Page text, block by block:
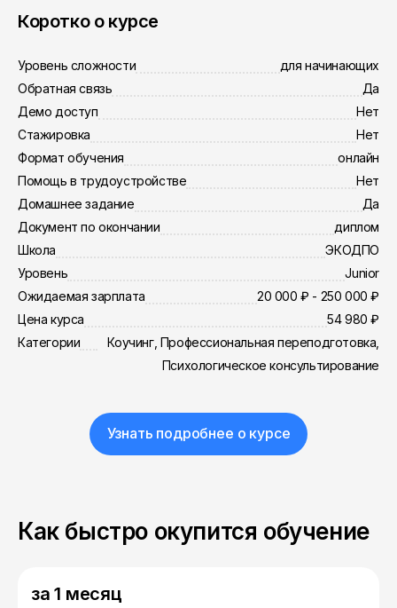
Коротко о курсе
Уровень сложности
для начинающих
Обратная связь
Да
Демо доступ
Нет
Стажировка
Нет
Формат обучения
онлайн
Помощь в трудоустройстве
Нет
Домашнее задание
Да
Документ по окончании
диплом
Школа
ЭКОДПО
Уровень
Junior
Ожидаемая зарплата
20 000 ₽ - 250 000 ₽
Цена курса
54 980 ₽
Категории
Коучинг, Профессиональная переподготовка,
Психологическое консультирование
Узнать подробнее о курсе
Как быстро окупится обучение
за 1 месяц